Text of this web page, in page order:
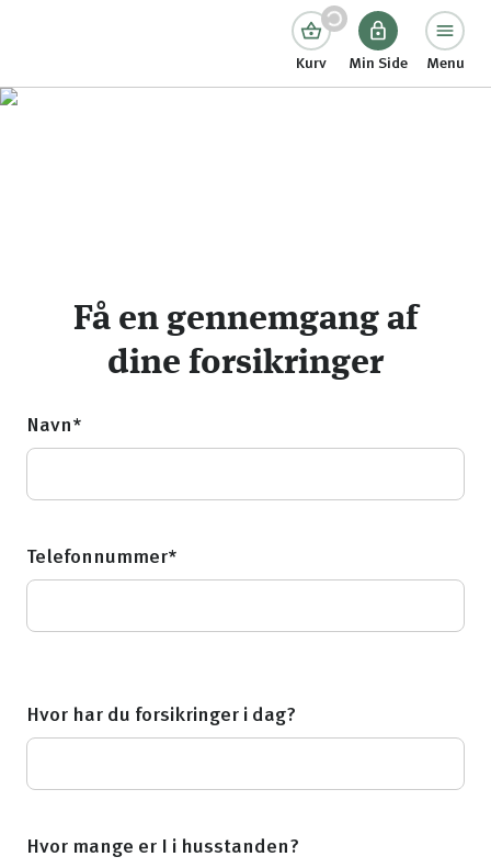
Kurv Min Side Menu
Få en gennemgang af
dine forsikringer
Navn*
Telefonnummer*
Hvor har du forsikringer i dag?
Hvor mange er I i husstanden?